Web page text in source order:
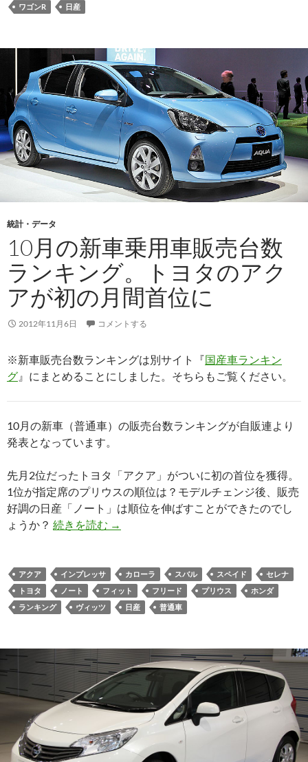
ワゴンR
日産
統計・データ
10月の新車乗用車販売台数
ランキング。トヨタのアク
アが初の月間首位に
2012年11月6日 コメントする
※新車販売台数ランキングは別サイト『国産車ランキン
グ 』にまとめることにしました。そちらもご覧ください。
10月の新車（普通車）の販売台数ランキングが自販連より
発表となっています。
先月2位だったトヨタ「アクア」がついに初の首位を獲得。
1位が指定席のプリウスの順位は？モデルチェンジ後、販売
好調の日産「ノート」は順位を伸ばすことができたのでし
ょうか？ 続きを読む →
アクア インプレッサ カローラ スバル スペイド
セレナ
トヨタ
ノート フィット フリード プリウス
ホンダ
ランキング
ヴィッツ 日産 普通車